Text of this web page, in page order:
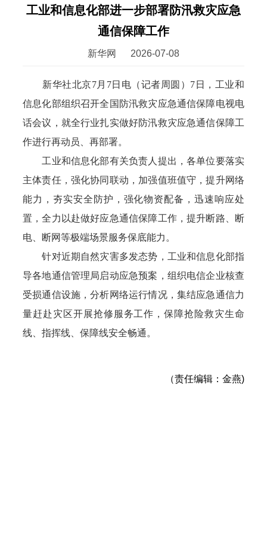
工业和信息化部进一步部署防汛救灾应急
通信保障工作
新华网 2026-07-08
新华社北京7月7日电（记者周圆）7日，工业和
信息化部组织召开全国防汛救灾应急通信保障电视电
话会议，就全行业扎实做好防汛救灾应急通信保障工
作进行再动员、再部署。
工业和信息化部有关负责人提出，各单位要落实
主体责任，强化协同联动，加强值班值守，提升网络
能力，夯实安全防护，强化物资配备，迅速响应处
置，全力以赴做好应急通信保障工作，提升断路、断
电、断网等极端场景服务保底能力。
针对近期自然灾害多发态势，工业和信息化部指
导各地通信管理局启动应急预案，组织电信企业核查
受损通信设施，分析网络运行情况，集结应急通信力
量赶赴灾区开展抢修服务工作，保障抢险救灾生命
线、指挥线、保障线安全畅通。
（责任编辑：金燕)